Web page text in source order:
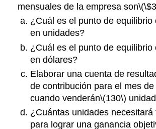
mensuales de la empresa son
¿Cuál es el punto de equilibrio
en unidades?
¿Cuál es el punto de equilibrio
en dólares?
Elaborar una cuenta de
de contribución para el mes
cuando venderán\(130\)
¿Cuántas unidades necesitará
para lograr una ganancia